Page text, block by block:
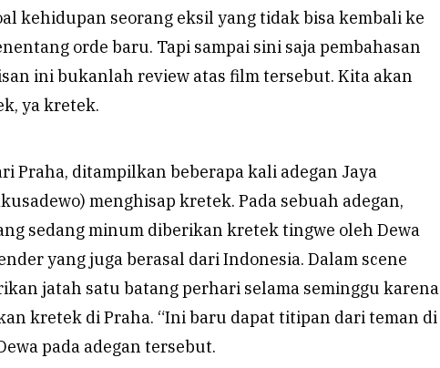
kehidupan seorang eksil yang tidak bisa kembali ke
orde baru. Tapi sampai sini saja pembahasan
ini bukanlah review atas film tersebut. Kita akan
ya kretek.
Praha, ditampilkan beberapa kali adegan Jaya
menghisap kretek. Pada sebuah adegan,
sedang minum diberikan kretek tingwe oleh Dewa
yang juga berasal dari Indonesia. Dalam scene
jatah satu batang perhari selama seminggu karena
kretek di Praha. “Ini baru dapat titipan dari teman di
pada adegan tersebut.